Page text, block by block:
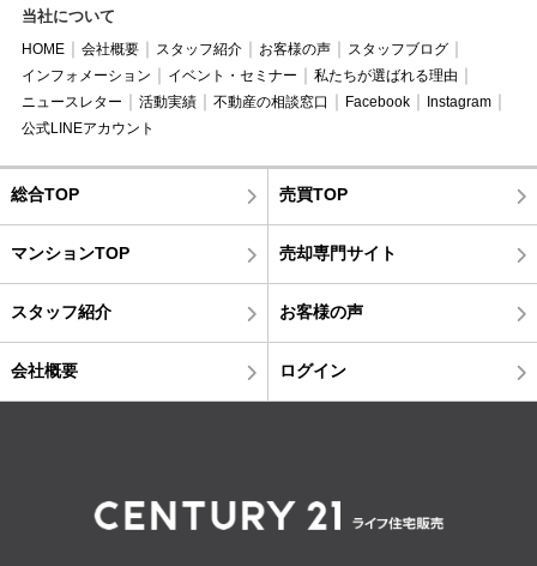
当社について
HOME 会社概要 スタッフ紹介 お客様の声
スタッフブログ
インフォメーション
イベント・セミナー
私たちが選ばれる理由
ニュースレター
活動実績 不動産の相談窓口 Facebook
Instagram
公式LINEアカウント
総合TOP 売買TOP
マンションTOP 売却専門サイト
スタッフ紹介 お客様の声
会社概要 ログイン